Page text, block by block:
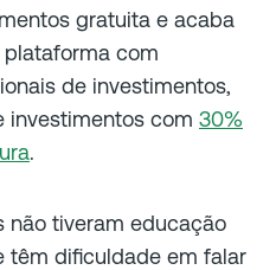
gratuita e acaba
com
de investimentos,
investimentos com 30%
.
não tiveram educação
têm dificuldade em falar